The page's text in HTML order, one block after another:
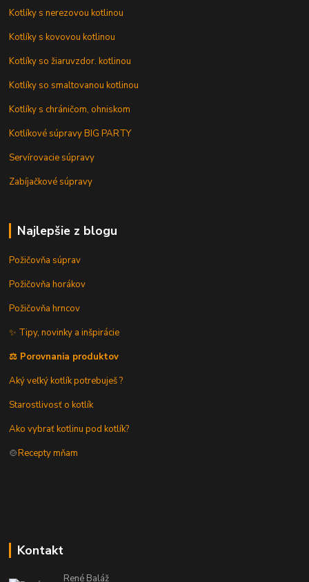
Kotlíky s nerezovou kotlinou
Kotlíky s kovovou kotlinou
Kotlíky so žiaruvzdor. kotlinou
Kotlíky so smaltovanou kotlinou
Kotlíky s chráničom, ohniskom
Kotlíkové súpravy BIG PARTY
Servírovacie súpravy
Zabíjačkové súpravy
Najlepšie z blogu
Požičovňa súprav
Požičovňa horákov
Požičovňa hrncov
✨ Tipy, novinky a inšpirácie
⚖️ Porovnania produktov
Aký veľký kotlík potrebuješ ?
Starostlivosť o kotlík
Ako vybrať kotlinu pod kotlík?
🍲Recepty mňam
Kontakt
René Baláž